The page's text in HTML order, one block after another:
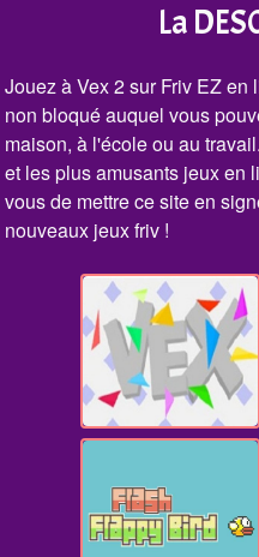
La
Jouez à Vex 2 sur Friv EZ
non bloqué auquel vous
maison, à l'école ou au
et les plus amusants jeux en
vous de mettre ce site en
nouveaux jeux friv !